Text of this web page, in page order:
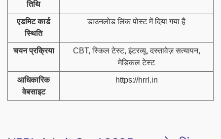
तिथि
एडमिट कार्ड
स्थिति
डाउनलोड लिंक पोस्ट में दिया गया है
चयन प्रक्रिया
CBT, स्किल टेस्ट, इंटरव्यू, दस्तावेज़ सत्यापन,
मेडिकल टेस्ट
आधिकारिक
वेबसाइट
https://hrrl.in